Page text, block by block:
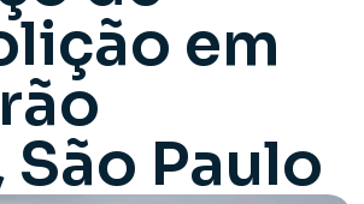
em
São Paulo